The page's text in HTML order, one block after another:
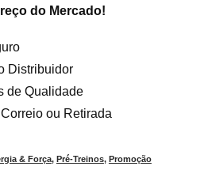
do Mercado!
Distribuidor
de Qualidade
ou Retirada
& Força, Pré-Treinos, Promoção